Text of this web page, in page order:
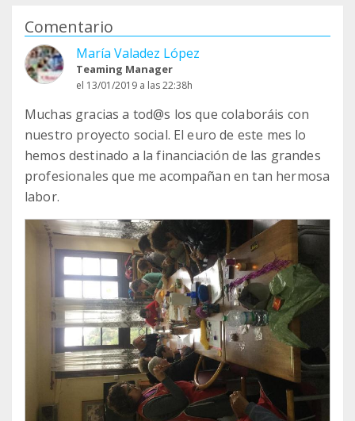
Comentario
María Valadez López
Teaming Manager
el 13/01/2019 a las 22:38h
Muchas gracias a tod@s los que colaboráis con
nuestro proyecto social. El euro de este mes lo
hemos destinado a la financiación de las grandes
profesionales que me acompañan en tan hermosa
labor.